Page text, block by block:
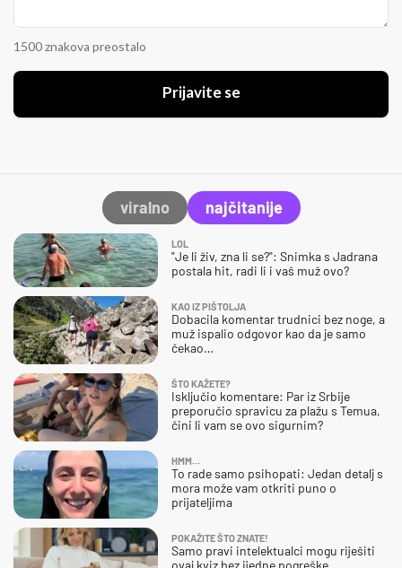
1500 znakova preostalo
Prijavite se
viralno najčitanije
LOL
"Je li živ, zna li se?": Snimka s Jadrana
postala hit, radi li i vaš muž ovo?
KAO IZ PIŠTOLJA
Dobacila komentar trudnici bez noge, a
muž ispalio odgovor kao da je samo
čekao…
ŠTO KAŽETE?
Isključio komentare: Par iz Srbije
preporučio spravicu za plažu s Temua,
čini li vam se ovo sigurnim?
HMM…
To rade samo psihopati: Jedan detalj s
mora može vam otkriti puno o
prijateljima
POKAŽITE ŠTO ZNATE!
Samo pravi intelektualci mogu riješiti
ovaj kviz bez ijedne pogreške